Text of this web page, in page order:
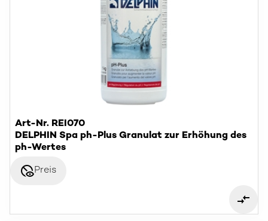
Art-Nr. REI070
DELPHIN Spa ph-Plus Granulat zur Erhöhung des
ph-Wertes
disabled_visiblePreis